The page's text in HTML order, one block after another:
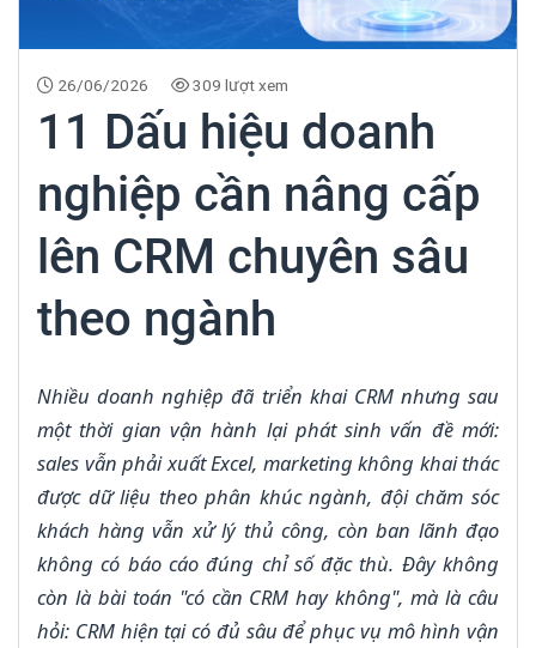
26/06/2026 309 lượt xem
11 Dấu hiệu doanh
nghiệp cần nâng cấp
lên CRM chuyên sâu
theo ngành
Nhiều doanh nghiệp đã triển khai CRM nhưng sau
một thời gian vận hành lại phát sinh vấn đề mới:
sales vẫn phải xuất Excel, marketing không khai thác
được dữ liệu theo phân khúc ngành, đội chăm sóc
khách hàng vẫn xử lý thủ công, còn ban lãnh đạo
không có báo cáo đúng chỉ số đặc thù. Đây không
còn là bài toán "có cần CRM hay không", mà là câu
hỏi: CRM hiện tại có đủ sâu để phục vụ mô hình vận